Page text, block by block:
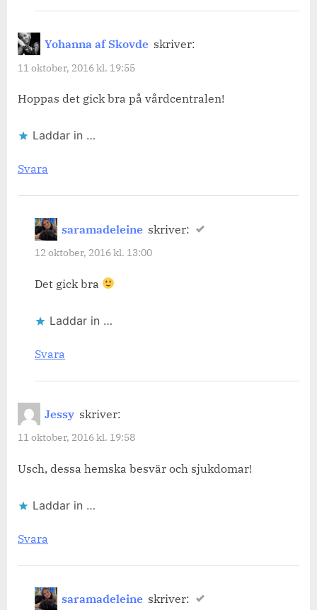
Yohanna af Skovde skriver:
11 oktober, 2016 kl. 19:55
Hoppas det gick bra på vårdcentralen!
Laddar in …
Svara
saramadeleine skriver:
12 oktober, 2016 kl. 13:00
Det gick bra
Laddar in …
Svara
Jessy skriver:
11 oktober, 2016 kl. 19:58
Usch, dessa hemska besvär och sjukdomar!
Laddar in …
Svara
saramadeleine skriver: